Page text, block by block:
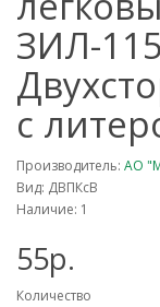
ЗИЛ-
с
Производитель: АО
Вид: ДВПКсВ
Наличие: 1
55р.
Количество